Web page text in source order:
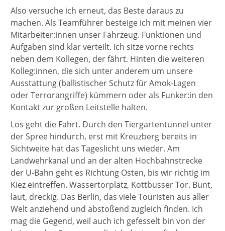
Also versuche ich erneut, das Beste daraus zu
machen. Als Teamführer besteige ich mit meinen vier
Mitarbeiter:innen unser Fahrzeug. Funktionen und
Aufgaben sind klar verteilt. Ich sitze vorne rechts
neben dem Kollegen, der fährt. Hinten die weiteren
Kolleg:innen, die sich unter anderem um unsere
Ausstattung (ballistischer Schutz für Amok-Lagen
oder Terrorangriffe) kümmern oder als Funker:in den
Kontakt zur großen Leitstelle halten.
Los geht die Fahrt. Durch den Tiergartentunnel unter
der Spree hindurch, erst mit Kreuzberg bereits in
Sichtweite hat das Tageslicht uns wieder. Am
Landwehrkanal und an der alten Hochbahnstrecke
der U-Bahn geht es Richtung Osten, bis wir richtig im
Kiez eintreffen. Wassertorplatz, Kottbusser Tor. Bunt,
laut, dreckig. Das Berlin, das viele Touristen aus aller
Welt anziehend und abstoßend zugleich finden. Ich
mag die Gegend, weil auch ich gefesselt bin von der